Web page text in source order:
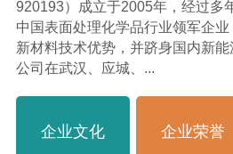
920193）成立于2005年，经过多
中国表面处理化学品行业领军企
新材料技术优势，并跻身国内新能
公司在武汉、应城、...
企业文化 企业荣誉